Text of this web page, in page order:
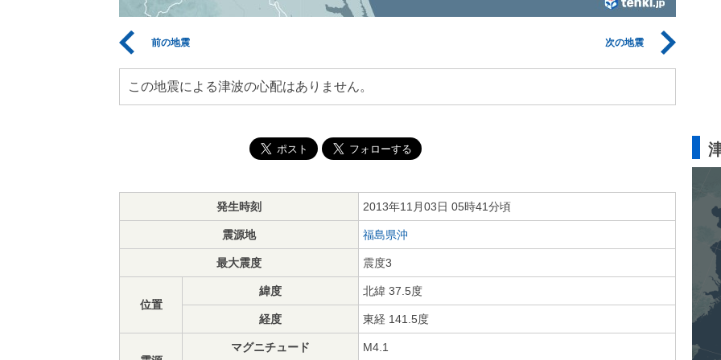
前の地震 次の地震
この地震による津波の心配はありません。
発生時刻 2013年11月03日 05時41分頃
震源地 福島県沖
最大震度 震度3
位置
緯度 北緯 37.5度
経度 東経 141.5度
マグニチュード M4.1